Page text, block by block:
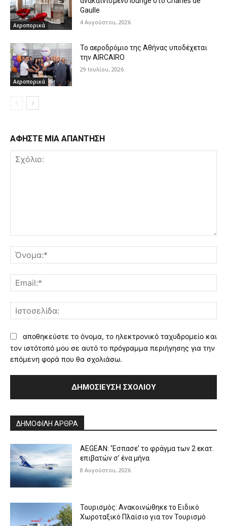
Αεροπορικά
Gaulle
4 Αυγούστου, 2026
Αεροπορικά
Το αεροδρόμιο της Αθήνας υποδέχεται
την AIRCAIRO
29 Ιουλίου, 2026
ΑΦΗΣΤΕ ΜΙΑ ΑΠΑΝΤΗΣΗ
αποθηκεύστε το όνομα, το ηλεκτρονικό ταχυδρομείο και
τον ιστότοπό μου σε αυτό το πρόγραμμα περιήγησης για την
επόμενη φορά που θα σχολιάσω.
ΔΗΜΟΦΙΛΗ ΑΡΘΡΑ
AEGEAN: ‘Έσπασε’ το φράγμα των 2 εκατ.
επιβατών σ’ ένα μήνα
8 Αυγούστου, 2026
Τουρισμός: Ανακοινώθηκε το Ειδικό
Χωροταξικό Πλαίσιο για τον Τουρισμό